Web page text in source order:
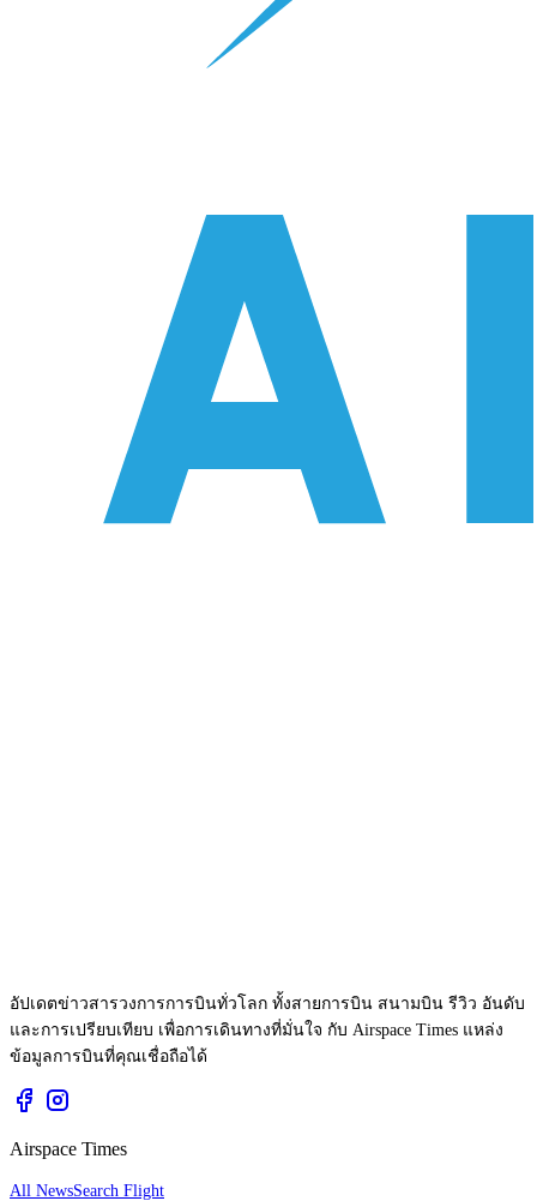
อัปเดตข่าวสารวงการการบินทั่วโลก ทั้งสายการบิน สนามบิน รีวิว อันดับ
และการเปรียบเทียบ เพื่อการเดินทางที่มั่นใจ กับ Airspace Times แหล่ง
ข้อมูลการบินที่คุณเชื่อถือได้
Airspace Times
All NewsSearch Flight